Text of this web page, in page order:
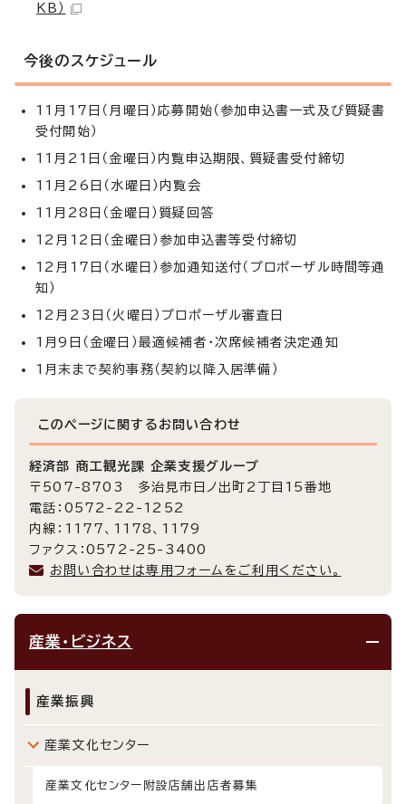
KB）
今後のスケジュール
11月17日（月曜日）応募開始（参加申込書一式及び質疑書
受付開始）
11月21日（金曜日）内覧申込期限、質疑書受付締切
11月26日（水曜日）内覧会
11月28日（金曜日）質疑回答
12月12日（金曜日）参加申込書等受付締切
12月17日（水曜日）参加通知送付（プロポーザル時間等通
知）
12月23日（火曜日）プロポーザル審査日
1月9日（金曜日）最適候補者・次席候補者決定通知
1月末まで契約事務（契約以降入居準備）
このページに関する お問い合わせ
経済部 商工観光課 企業支援グループ
〒507-8703 多治見市日ノ出町2丁目15番地
電話：0572-22-1252
内線：1177、1178、1179
ファクス：0572-25-3400
お問い合わせは専用フォームをご利用ください。
産業・ビジネス
産業振興
産業文化センター
産業文化センター附設店舗出店者募集